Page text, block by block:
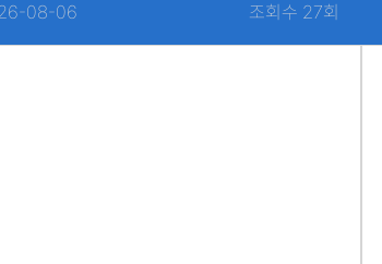
08-06 조회수 27회